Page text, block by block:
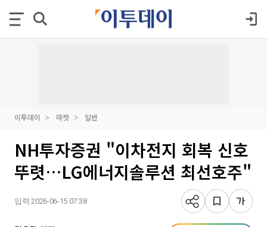
이투데이 마켓 일반
NH투자증권 "이차전지 회복 신호
뚜렷…LG에너지솔루션 최선호주"
입력 2026-06-15 07:38